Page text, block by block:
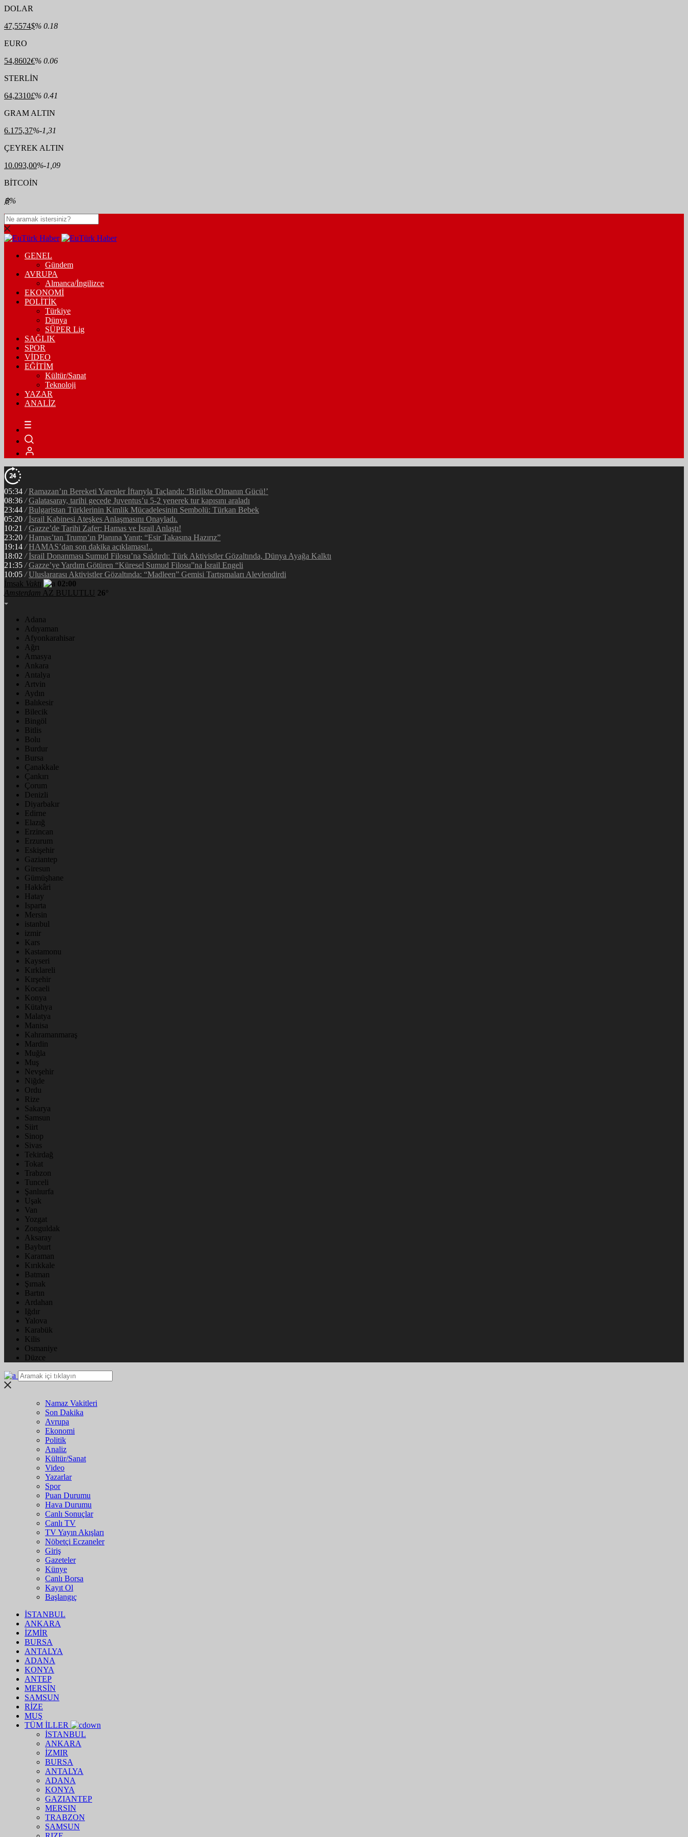
DOLAR
47,5574$% 0.18
EURO
54,8602€% 0.06
STERLİN
64,2310£% 0.41
GRAM ALTIN
6.175,37%-1,31
ÇEYREK ALTIN
10.093,00%-1,09
BİTCOİN
฿%
GENEL
Gündem
AVRUPA
Almanca/İngilizce
EKONOMİ
POLİTİK
Türkiye
Dünya
SÜPER Lig
SAĞLIK
SPOR
VİDEO
EĞİTİM
Kültür/Sanat
Teknoloji
YAZAR
ANALİZ
05:34 / Ramazan’ın Bereketi Yarenler İftarıyla Taçlandı: ‘Birlikte Olmanın Gücü!’
08:36 / Galatasaray, tarihi gecede Juventus’u 5-2 yenerek tur kapısını araladı
23:44 / Bulgaristan Türklerinin Kimlik Mücadelesinin Sembolü: Türkan Bebek
05:20 / İsrail Kabinesi Ateşkes Anlaşmasını Onayladı.
10:21 / Gazze’de Tarihi Zafer: Hamas ve İsrail Anlaştı!
23:20 / Hamas’tan Trump’ın Planına Yanıt: “Esir Takasına Hazırız”
19:14 / HAMAS’dan son dakika açıklaması!..
18:02 / İsrail Donanması Sumud Filosu’na Saldırdı: Türk Aktivistler Gözaltında, Dünya Ayağa Kalktı
21:35 / Gazze’ye Yardım Götüren “Küresel Sumud Filosu”na İsrail Engeli
10:05 / Uluslararası Aktivistler Gözaltında: “Madleen” Gemisi Tartışmaları Alevlendirdi
İmsak Vakti
02:00
Amsterdam AZ BULUTLU 26°
Adana
Adıyaman
Afyonkarahisar
Ağrı
Amasya
Ankara
Antalya
Artvin
Aydın
Balıkesir
Bilecik
Bingöl
Bitlis
Bolu
Burdur
Bursa
Çanakkale
Çankırı
Çorum
Denizli
Diyarbakır
Edirne
Elazığ
Erzincan
Erzurum
Eskişehir
Gaziantep
Giresun
Gümüşhane
Hakkâri
Hatay
Isparta
Mersin
istanbul
izmir
Kars
Kastamonu
Kayseri
Kırklareli
Kırşehir
Kocaeli
Konya
Kütahya
Malatya
Manisa
Kahramanmaraş
Mardin
Muğla
Muş
Nevşehir
Niğde
Ordu
Rize
Sakarya
Samsun
Siirt
Sinop
Sivas
Tekirdağ
Tokat
Trabzon
Tunceli
Şanlıurfa
Uşak
Van
Yozgat
Zonguldak
Aksaray
Bayburt
Karaman
Kırıkkale
Batman
Şırnak
Bartın
Ardahan
Iğdır
Yalova
Karabük
Kilis
Osmaniye
Düzce
Namaz Vakitleri
Son Dakika
Avrupa
Ekonomi
Politik
Analiz
Kültür/Sanat
Video
Yazarlar
Spor
Puan Durumu
Hava Durumu
Canlı Sonuçlar
Canlı TV
TV Yayın Akışları
Nöbetçi Eczaneler
Giriş
Gazeteler
Künye
Canlı Borsa
Kayıt Ol
Başlangıç
İSTANBUL
ANKARA
İZMİR
BURSA
ANTALYA
ADANA
KONYA
ANTEP
MERSİN
SAMSUN
RİZE
MUŞ
TÜM İLLER
İSTANBUL
ANKARA
İZMIR
BURSA
ANTALYA
ADANA
KONYA
GAZIANTEP
MERSIN
TRABZON
SAMSUN